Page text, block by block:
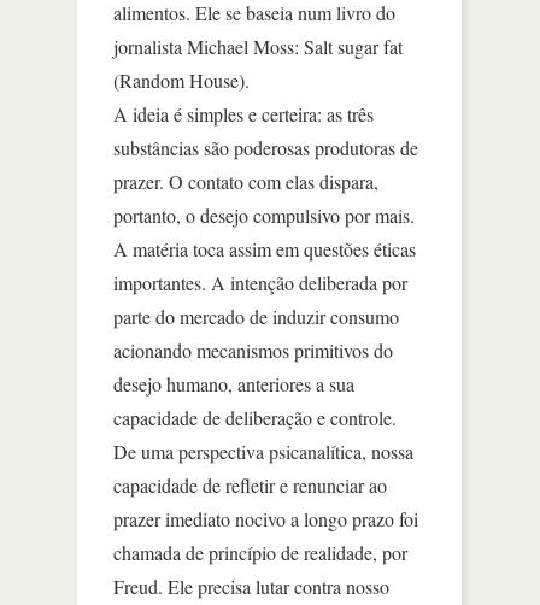
alimentos. Ele se baseia num livro do
jornalista Michael Moss: Salt sugar fat
(Random House).
A ideia é simples e certeira: as três
substâncias são poderosas produtoras de
prazer. O contato com elas dispara,
portanto, o desejo compulsivo por mais.
A matéria toca assim em questões éticas
importantes. A intenção deliberada por
parte do mercado de induzir consumo
acionando mecanismos primitivos do
desejo humano, anteriores a sua
capacidade de deliberação e controle.
De uma perspectiva psicanalítica, nossa
capacidade de refletir e renunciar ao
prazer imediato nocivo a longo prazo foi
chamada de princípio de realidade, por
Freud. Ele precisa lutar contra nosso